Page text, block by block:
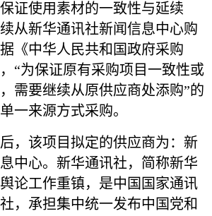
证使用素材的一致性与延续
从新华通讯社新闻信息中心购
《中华人民共和国政府采购
“为保证原有采购项目一致性或
需要继续从原供应商处添购”的
一来源方式采购。
，该项目拟定的供应商为：新
中心。新华通讯社，简称新华
论工作重镇，是中国国家通讯
，承担集中统一发布中国党和